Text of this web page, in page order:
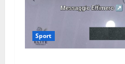
Sport